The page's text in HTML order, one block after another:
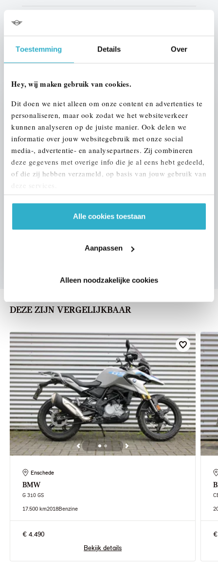
Toestemming Details Over
Hey, wij maken gebruik van cookies.
Dit doen we niet alleen om onze content en advertenties te
personaliseren, maar ook zodat we het websiteverkeer
kunnen analyseren op de juiste manier. Ook delen we
informatie over jouw websitegebruik met onze social
media-, advertentie- en analysepartners. Zij combineren
deze gegevens met overige info die je al eens hebt gedeeld,
of die zij hebben verzameld, op basis van jouw gebruik van
deze services.
Alle cookies toestaan
Aanpassen
Alleen noodzakelijke cookies
UW MOTOR INRUILEN?
VOORSTEL AANVRAGEN
U vertelt meer over uw auto
ALLE OPTIES EN SPECIFICATIES
DEZE ZIJN VERGELIJKBAAR
Enschede
BMW
G 310 GS
17.500 km2018Benzine
€ 4.490
Bekijk details